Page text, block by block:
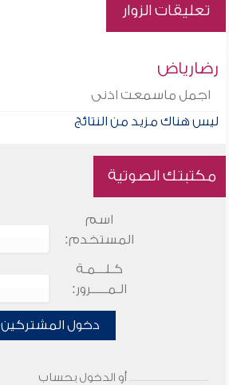
تعليقات الزوار
رضارياض
اجمل ماسمعت اذنى
ليس هناك مزيد من النتائج
مكتبتك الصوتية
اسم
المستخدم:
كـلـــمـة
الـمـــــرور:
دخول المشتركين
أو الدخول بحساب